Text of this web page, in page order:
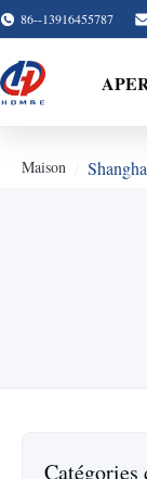
86--13916455787
Maison
Catégories